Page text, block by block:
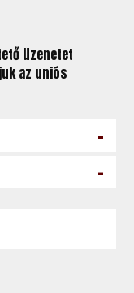
üzenetet
az uniós
-
-